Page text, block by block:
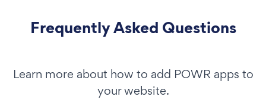
Frequently Asked Questions
Learn more about how to add POWR apps to
your website.